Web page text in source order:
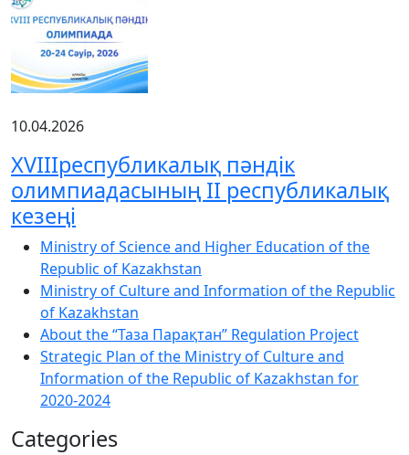
10.04.2026
XVIIIреспубликалық пәндік
олимпиадасының ІІ республикалық
кезеңі
Ministry of Science and Higher Education of the
Republic of Kazakhstan
Ministry of Culture and Information of the Republic
of Kazakhstan
About the “Таза Парақтан” Regulation Project
Strategic Plan of the Ministry of Culture and
Information of the Republic of Kazakhstan for
2020-2024
Categories